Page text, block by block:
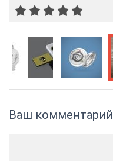
Ваш комментарий